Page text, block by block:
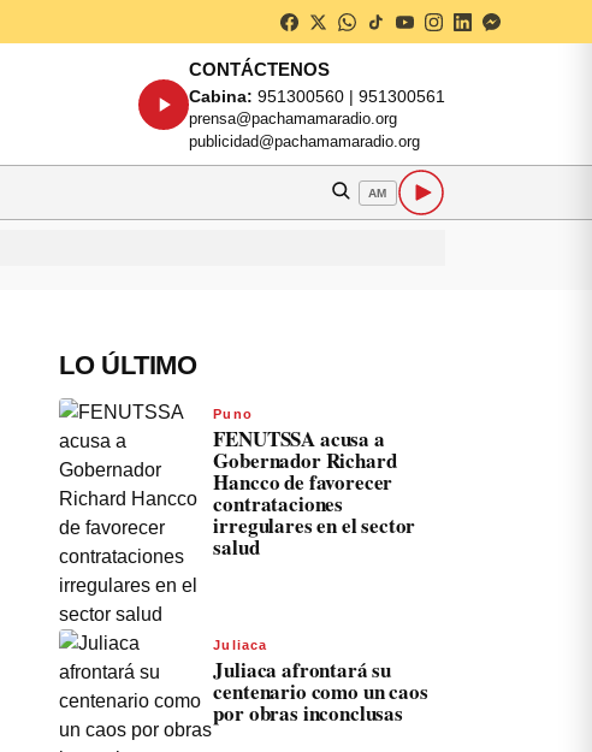
CONTÁCTENOS
Cabina: 951300560 | 951300561
prensa@pachamamaradio.org
publicidad@pachamamaradio.org
AM
LO ÚLTIMO
Puno
FENUTSSA acusa a
Gobernador Richard
Hancco de favorecer
contrataciones
irregulares en el sector
salud
Juliaca
Juliaca afrontará su
centenario como un caos
por obras inconclusas